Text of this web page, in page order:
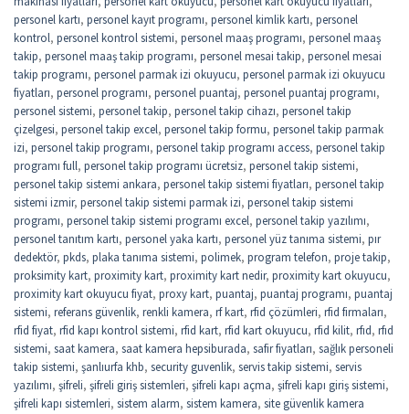
personel kartı, personel kayıt programı, personel kimlik kartı, personel
kontrol, personel kontrol sistemi, personel maaş programı, personel maaş
takip, personel maaş takip programı, personel mesai takip, personel mesai
takip programı, personel parmak izi okuyucu, personel parmak izi okuyucu
fiyatları, personel programı, personel puantaj, personel puantaj programı,
personel sistemi, personel takip, personel takip cihazı, personel takip
çizelgesi, personel takip excel, personel takip formu, personel takip parmak
izi, personel takip programı, personel takip programı access, personel takip
programı full, personel takip programı ücretsiz, personel takip sistemi,
personel takip sistemi ankara, personel takip sistemi fiyatları, personel takip
sistemi izmir, personel takip sistemi parmak izi, personel takip sistemi
programı, personel takip sistemi programı excel, personel takip yazılımı,
personel tanıtım kartı, personel yaka kartı, personel yüz tanıma sistemi, pır
dedektör, pkds, plaka tanıma sistemi, polimek, program telefon, proje takip,
proksimity kart, proximity kart, proximity kart nedir, proximity kart okuyucu,
proximity kart okuyucu fiyat, proxy kart, puantaj, puantaj programı, puantaj
sistemi, referans güvenlik, renkli kamera, rf kart, rfid çözümleri, rfid firmaları,
rfid fiyat, rfid kapı kontrol sistemi, rfid kart, rfid kart okuyucu, rfid kilit, rfıd, rfıd
sistemi, saat kamera, saat kamera hepsiburada, safir fiyatları, sağlık personeli
takip sistemi, şanlıurfa khb, security guvenlik, servis takip sistemi, servis
yazılımı, şifreli, şifreli giriş sistemleri, şifreli kapı açma, şifreli kapı giriş sistemi,
şifreli kapı sistemleri, sistem alarm, sistem kamera, site güvenlik kamera